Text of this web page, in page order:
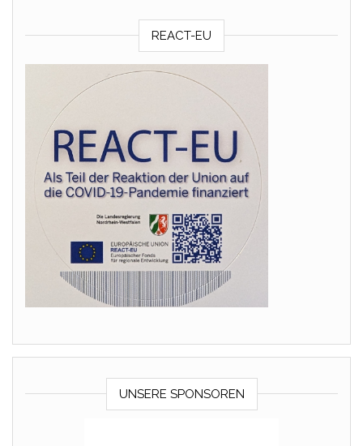
REACT-EU
UNSERE SPONSOREN